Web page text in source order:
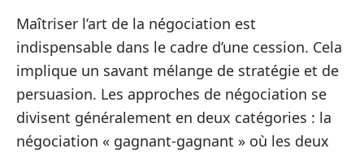
Maîtriser l’art de la négociation est
indispensable dans le cadre d’une cession. Cela
implique un savant mélange de stratégie et de
persuasion. Les approches de négociation se
divisent généralement en deux catégories : la
négociation « gagnant-gagnant » où les deux